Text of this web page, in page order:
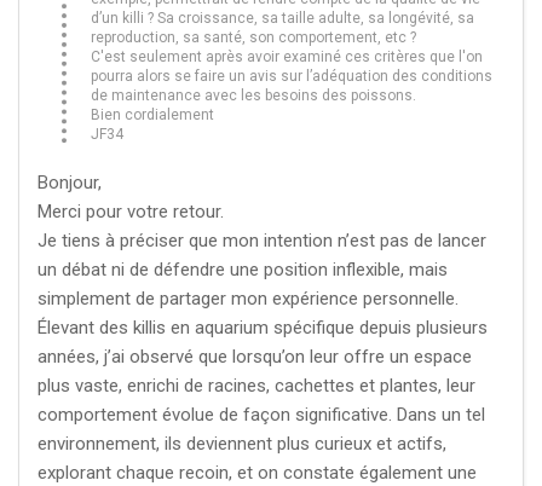
d’un killi ? Sa croissance, sa taille adulte, sa longévité, sa
reproduction, sa santé, son comportement, etc ?
C'est seulement après avoir examiné ces critères que l'on
pourra alors se faire un avis sur l’adéquation des conditions
de maintenance avec les besoins des poissons.
Bien cordialement
JF34
Bonjour,
Merci pour votre retour.
Je tiens à préciser que mon intention n’est pas de lancer
un débat ni de défendre une position inflexible, mais
simplement de partager mon expérience personnelle.
Élevant des killis en aquarium spécifique depuis plusieurs
années, j’ai observé que lorsqu’on leur offre un espace
plus vaste, enrichi de racines, cachettes et plantes, leur
comportement évolue de façon significative. Dans un tel
environnement, ils deviennent plus curieux et actifs,
explorant chaque recoin, et on constate également une